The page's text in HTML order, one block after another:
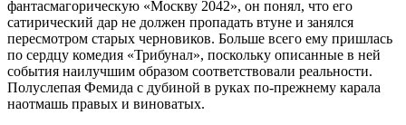
фантасмагорическую «Москву 2042», он понял, что его
сатирический дар не должен пропадать втуне и занялся
пересмотром старых черновиков. Больше всего ему пришлась
по сердцу комедия «Трибунал», поскольку описанные в ней
события наилучшим образом соответствовали реальности.
Полуслепая Фемида с дубиной в руках по-прежнему карала
наотмашь правых и виноватых.